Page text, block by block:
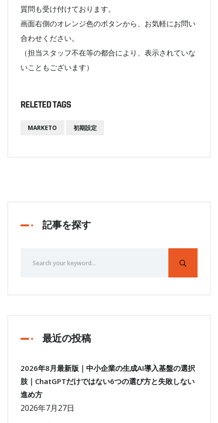
質問も受け付けております。
画面右側のオレンジ色のボタンから、お気軽にお問い
合わせください。
（担当スタッフ不在等の都合により、表示されていな
いこともございます）
RELETED TAGS
MARKETO 初期設定
記事を探す
最近の投稿
2026年8月最新版｜中小企業の生成AI導入基盤の選択
肢｜ChatGPTだけではない6つの選び方と失敗しない
進め方
2026年7月27日